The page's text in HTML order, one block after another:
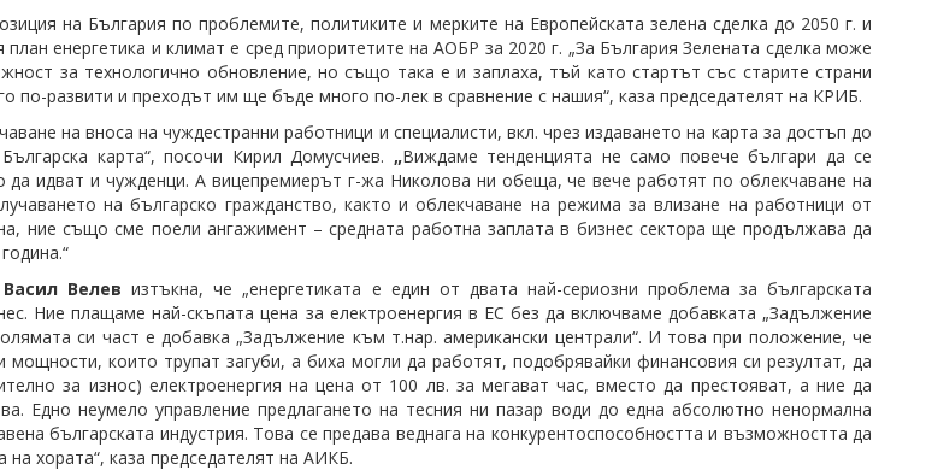
на България по проблемите, политиките и мерките на Европейската зелена сделка до 2050 г. и
енергетика и климат е сред приоритетите на АОБР за 2020 г. „За България Зелената сделка може
за технологично обновление, но също така е и заплаха, тъй като стартът със старите страни
по-развити и преходът им ще бъде много по-лек в сравнение с нашия“, каза председателят на КРИБ.
на вноса на чуждестранни работници и специалисти, вкл. чрез издаването на карта за достъп до
карта“, посочи Кирил Домусчиев. „Виждаме тенденцията не само повече българи да се
идват и чужденци. А вицепремиерът г-жа Николова ни обеща, че вече работят по облекчаване на
на българско гражданство, както и облекчаване на режима за влизане на работници от
ние също сме поели ангажимент – средната работна заплата в бизнес сектора ще продължава да
Велев изтъкна, че „енергетиката е един от двата най-сериозни проблема за българската
Ние плащаме най-скъпата цена за електроенергия в ЕС без да включваме добавката „Задължение
си част е добавка „Задължение към т.нар. американски централи“. И това при положение, че
които трупат загуби, а биха могли да работят, подобрявайки финансовия си резултат, да
за износ) електроенергия на цена от 100 лв. за мегават час, вместо да престояват, а ние да
Едно неумело управление предлагането на тесния ни пазар води до една абсолютно ненормална
българската индустрия. Това се предава веднага на конкурентоспособността и възможността да
на хората“, каза председателят на АИКБ.